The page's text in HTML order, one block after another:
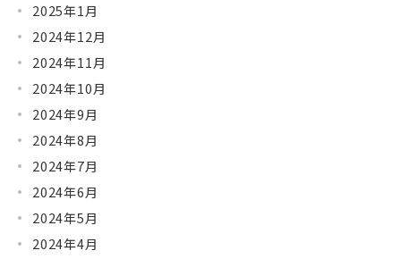
2025年1月
2024年12月
2024年11月
2024年10月
2024年9月
2024年8月
2024年7月
2024年6月
2024年5月
2024年4月